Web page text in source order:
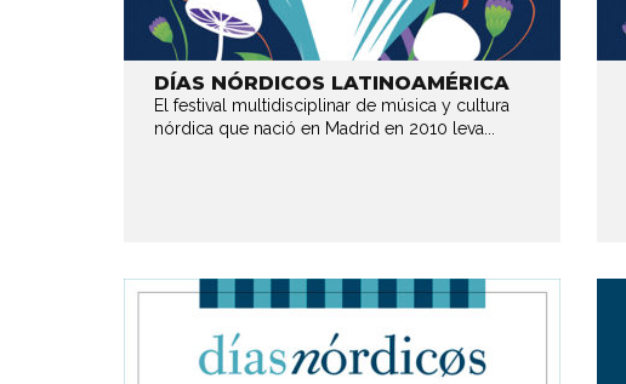
DÍAS NÓRDICOS LATINOAMÉRICA
El festival multidisciplinar de música y cultura
nórdica que nació en Madrid en 2010 leva...